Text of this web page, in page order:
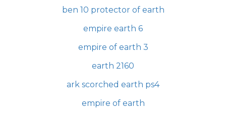
ben 10 protector of earth
empire earth 6
empire of earth 3
earth 2160
ark scorched earth ps4
empire of earth